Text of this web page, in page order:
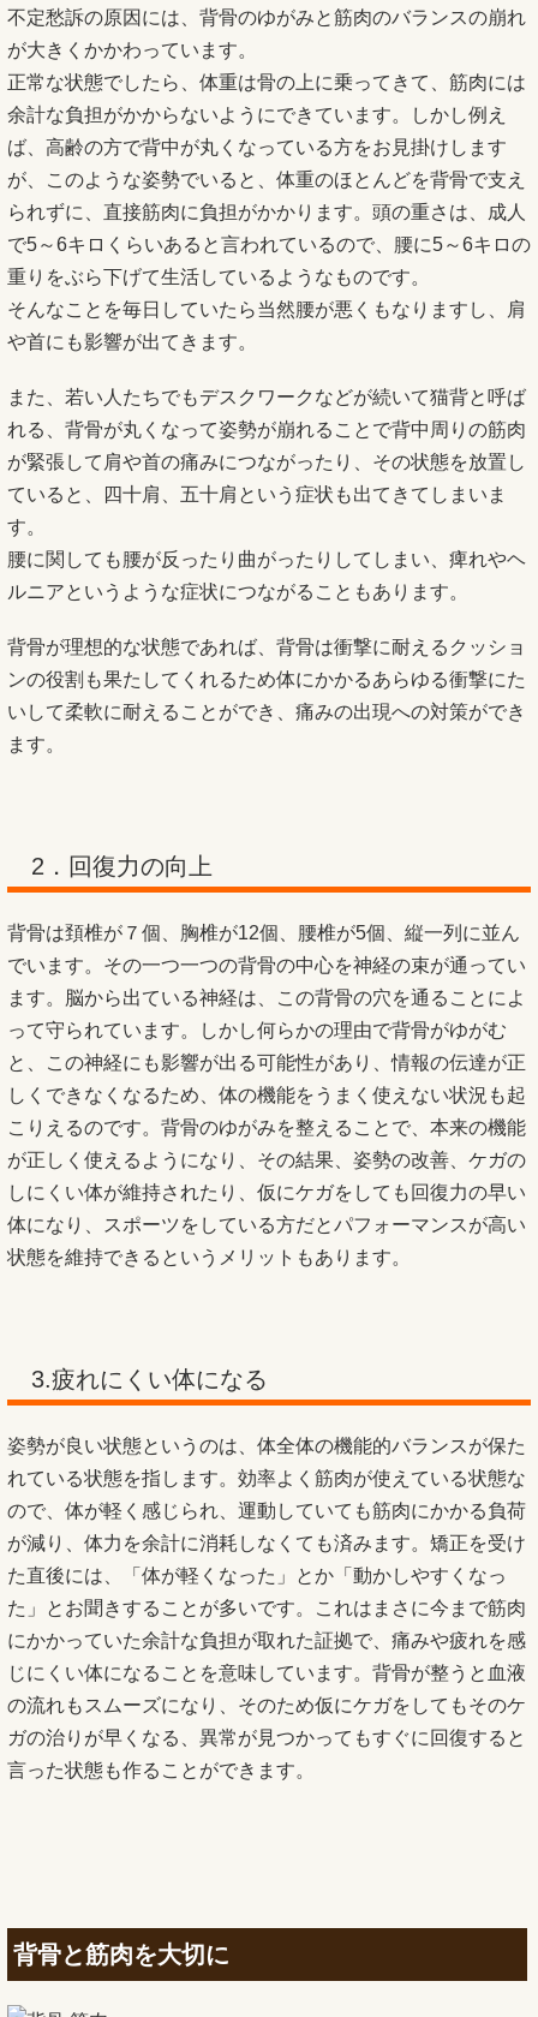
不定愁訴の原因には、背骨のゆがみと筋肉のバランスの崩れ
が大きくかかわっています。
正常な状態でしたら、体重は骨の上に乗ってきて、筋肉には
余計な負担がかからないようにできています。しかし例え
ば、高齢の方で背中が丸くなっている方をお見掛けします
が、このような姿勢でいると、体重のほとんどを背骨で支え
られずに、直接筋肉に負担がかかります。頭の重さは、成人
で5～6キロくらいあると言われているので、腰に5～6キロの
重りをぶら下げて生活しているようなものです。
そんなことを毎日していたら当然腰が悪くもなりますし、肩
や首にも影響が出てきます。
また、若い人たちでもデスクワークなどが続いて猫背と呼ば
れる、背骨が丸くなって姿勢が崩れることで背中周りの筋肉
が緊張して肩や首の痛みにつながったり、その状態を放置し
ていると、四十肩、五十肩という症状も出てきてしまいま
す。
腰に関しても腰が反ったり曲がったりしてしまい、痺れやヘ
ルニアというような症状につながることもあります。
背骨が理想的な状態であれば、背骨は衝撃に耐えるクッショ
ンの役割も果たしてくれるため体にかかるあらゆる衝撃にた
いして柔軟に耐えることができ、痛みの出現への対策ができ
ます。
2．回復力の向上
背骨は頚椎が７個、胸椎が12個、腰椎が5個、縦一列に並ん
でいます。その一つ一つの背骨の中心を神経の束が通ってい
ます。脳から出ている神経は、この背骨の穴を通ることによ
って守られています。しかし何らかの理由で背骨がゆがむ
と、この神経にも影響が出る可能性があり、情報の伝達が正
しくできなくなるため、体の機能をうまく使えない状況も起
こりえるのです。背骨のゆがみを整えることで、本来の機能
が正しく使えるようになり、その結果、姿勢の改善、ケガの
しにくい体が維持されたり、仮にケガをしても回復力の早い
体になり、スポーツをしている方だとパフォーマンスが高い
状態を維持できるというメリットもあります。
3.疲れにくい体になる
姿勢が良い状態というのは、体全体の機能的バランスが保た
れている状態を指します。効率よく筋肉が使えている状態な
ので、体が軽く感じられ、運動していても筋肉にかかる負荷
が減り、体力を余計に消耗しなくても済みます。矯正を受け
た直後には、「体が軽くなった」とか「動かしやすくなっ
た」とお聞きすることが多いです。これはまさに今まで筋肉
にかかっていた余計な負担が取れた証拠で、痛みや疲れを感
じにくい体になることを意味しています。背骨が整うと血液
の流れもスムーズになり、そのため仮にケガをしてもそのケ
ガの治りが早くなる、異常が見つかってもすぐに回復すると
言った状態も作ることができます。
背骨と筋肉を大切に